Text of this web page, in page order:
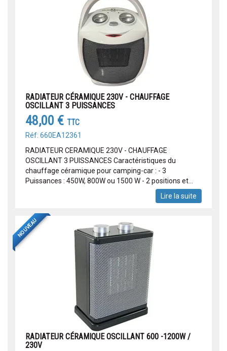
RADIATEUR CÉRAMIQUE 230V - CHAUFFAGE
OSCILLANT 3 PUISSANCES
48,00 € TTC
Réf: 660EA12361
RADIATEUR CERAMIQUE 230V - CHAUFFAGE
OSCILLANT 3 PUISSANCES Caractéristiques du
chauffage céramique pour camping-car : - 3
Puissances : 450W, 800W ou 1500 W - 2 positions et...
Lire la suite
NOUVEAU
RADIATEUR CÉRAMIQUE OSCILLANT 600 -1200W /
230V